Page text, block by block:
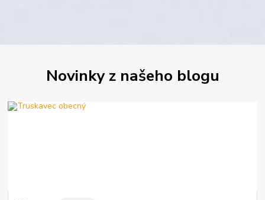
Novinky z našeho blogu